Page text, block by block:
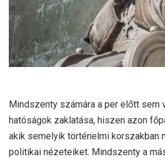
Mindszenty számára a per előtt sem
hatóságok zaklatása, hiszen azon
akik semelyik történelmi korszakban
politikai nézeteiket. Mindszenty a